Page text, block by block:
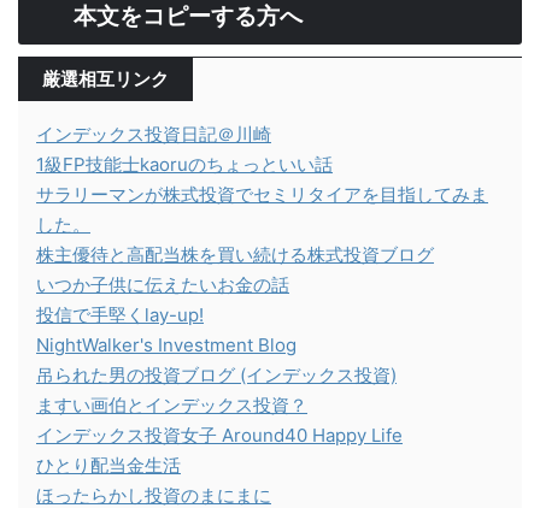
本文をコピーする方へ
厳選相互リンク
インデックス投資日記＠川崎
1級FP技能士kaoruのちょっといい話
サラリーマンが株式投資でセミリタイアを目指してみま
した。
株主優待と高配当株を買い続ける株式投資ブログ
いつか子供に伝えたいお金の話
投信で手堅くlay-up!
NightWalker's Investment Blog
吊られた男の投資ブログ (インデックス投資)
ますい画伯とインデックス投資？
インデックス投資女子 Around40 Happy Life
ひとり配当金生活
ほったらかし投資のまにまに